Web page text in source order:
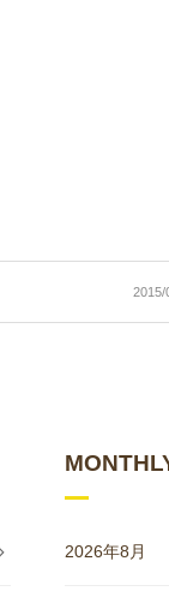
2015/
2026年8月